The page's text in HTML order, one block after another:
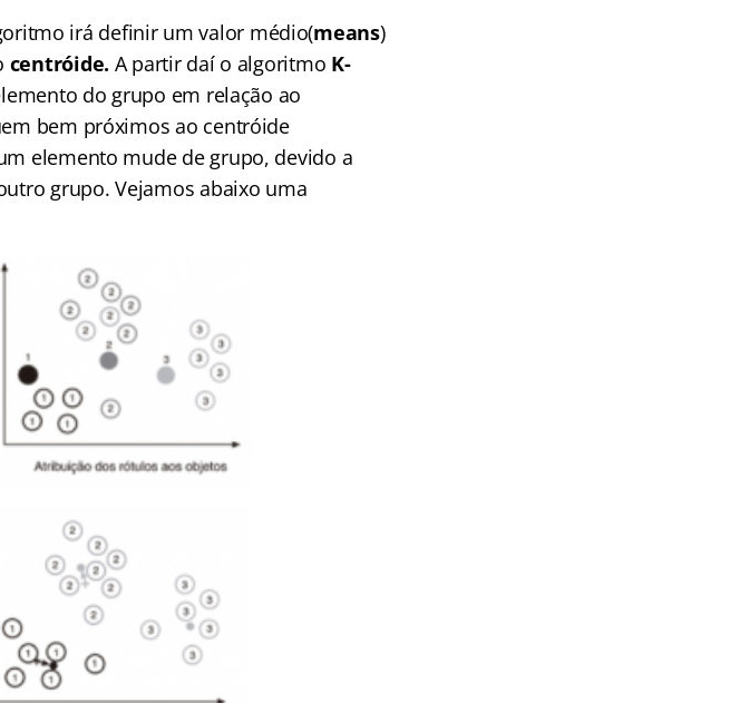
irá definir um valor médio(means)
centróide. A partir daí o algoritmo K-
do grupo em relação ao
bem próximos ao centróide
elemento mude de grupo, devido a
grupo. Vejamos abaixo uma